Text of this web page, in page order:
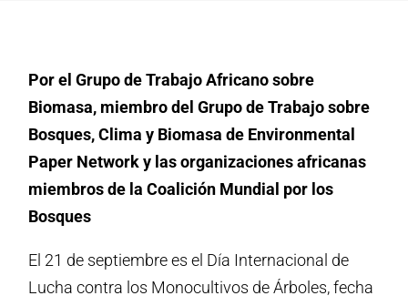
Por el Grupo de Trabajo Africano sobre
Biomasa, miembro del Grupo de Trabajo sobre
Bosques, Clima y Biomasa de Environmental
Paper Network y las organizaciones africanas
miembros de la Coalición Mundial por los
Bosques
El 21 de septiembre es el Día Internacional de
Lucha contra los Monocultivos de Árboles, fecha